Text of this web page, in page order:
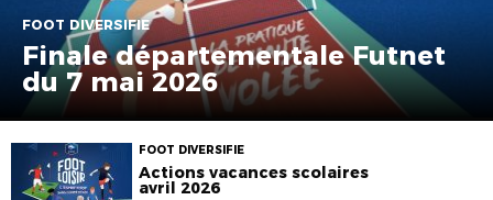
FOOT DIVERSIFIE
Finale départementale Futnet
du 7 mai 2026
FOOT DIVERSIFIE
Actions vacances scolaires
avril 2026